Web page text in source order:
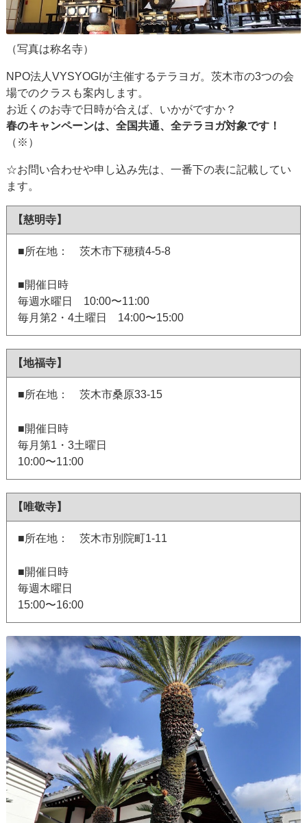
（写真は称名寺）
NPO法人VYSYOGIが主催するテラヨガ。茨木市の3つの会
場でのクラスも案内します。
お近くのお寺で日時が合えば、いかがですか？
春のキャンペーンは、全国共通、全テラヨガ対象です！
（※）
☆お問い合わせや申し込み先は、一番下の表に記載してい
ます。
【慈明寺】
■所在地： 茨木市下穂積4-5-8
■開催日時
毎週水曜日 10:00〜11:00
毎月第2・4土曜日 14:00〜15:00
【地福寺】
■所在地： 茨木市桑原33-15
■開催日時
毎月第1・3土曜日
10:00〜11:00
【唯敬寺】
■所在地： 茨木市別院町1-11
■開催日時
毎週木曜日
15:00〜16:00